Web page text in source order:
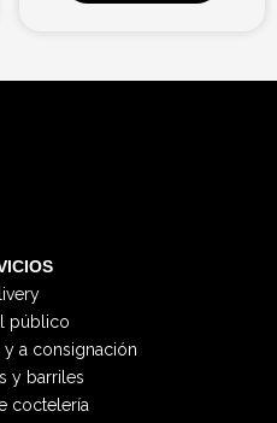
público
y a consignación
y barriles
coctelería